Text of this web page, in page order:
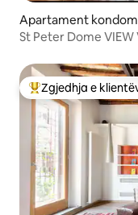
Apartament
St Peter Dome
Më të mirat e
Zgjedhja e